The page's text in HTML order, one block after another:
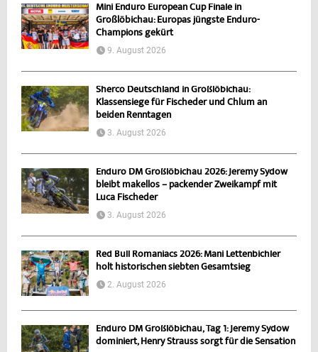
Mini Enduro European Cup Finale in
Großlöbichau: Europas jüngste Enduro-
Champions gekürt
9. August 2026
Sherco Deutschland in Großlöbichau:
Klassensiege für Fischeder und Chlum an
beiden Renntagen
3. August 2026
Enduro DM Großlöbichau 2026: Jeremy Sydow
bleibt makellos – packender Zweikampf mit
Luca Fischeder
3. August 2026
Red Bull Romaniacs 2026: Mani Lettenbichler
holt historischen siebten Gesamtsieg
2. August 2026
Enduro DM Großlöbichau, Tag 1: Jeremy Sydow
dominiert, Henry Strauss sorgt für die Sensation